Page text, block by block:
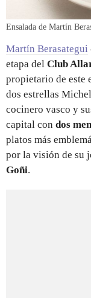
Ensalada de Martín
Martín Berasategui
etapa del Club
propietario de este
dos estrellas
cocinero vasco y
capital con dos
platos más
por la visión de su
Goñi.